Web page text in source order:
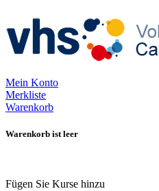
Mein Konto
Merkliste
Warenkorb
Warenkorb ist leer
Fügen Sie Kurse hinzu